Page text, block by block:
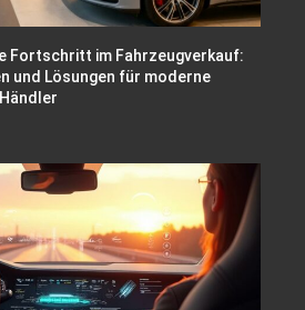
Fortschritt im Fahrzeugverkauf:
und Lösungen für moderne